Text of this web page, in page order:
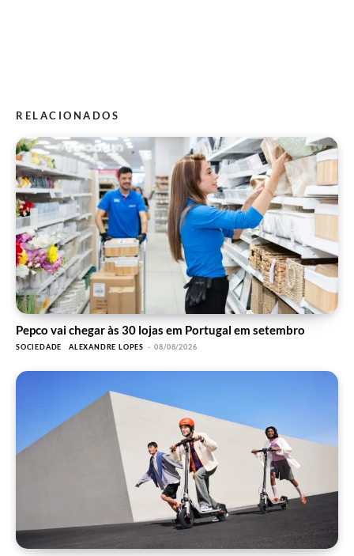
RELACIONADOS
Pepco vai chegar às 30 lojas em Portugal em setembro
SOCIEDADE ALEXANDRE LOPES - 08/08/2026